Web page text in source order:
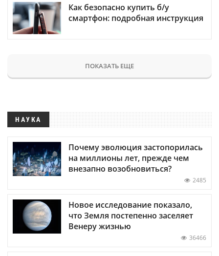
Как безопасно купить б/у
смартфон: подробная инструкция
ПОКАЗАТЬ ЕЩЕ
НАУКА
Почему эволюция застопорилась
на миллионы лет, прежде чем
внезапно возобновиться?
2485
Новое исследование показало,
что Земля постепенно заселяет
Венеру жизнью
36466